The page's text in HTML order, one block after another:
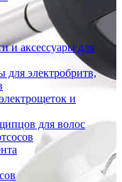
и аксессуары для
для электробритв,
и
для волос